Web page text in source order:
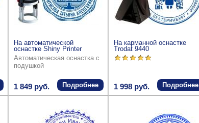
На автоматической
оснастке Shiny Printer
Автоматическая оснастка с
подушкой
1 849 руб. Подробнее
На карманной оснастке
Trodat 9440
1 998 руб. Подробнее